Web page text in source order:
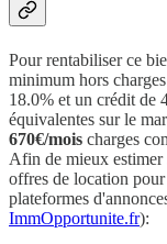
Pour rentabiliser ce
minimum hors
18.0% et un crédit de
équivalentes sur le
670€/mois charges
Afin de mieux estimer
offres de location
plateformes
ImmOpportunite.fr):